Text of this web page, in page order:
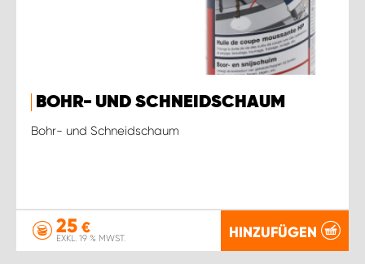
BOHR- UND SCHNEIDSCHAUM
Bohr- und Schneidschaum
25 €
EXKL. 19 % MWST. HINZUFÜGEN